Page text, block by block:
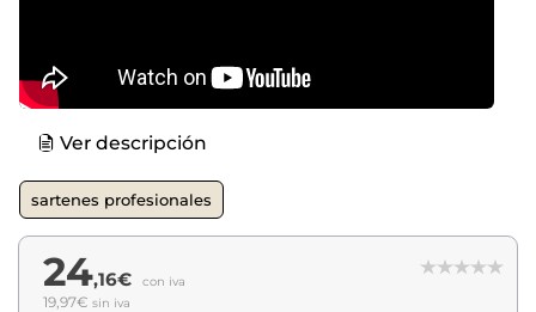
Ver descripción
sartenes profesionales
24,16€ con iva
19,97€ sin iva